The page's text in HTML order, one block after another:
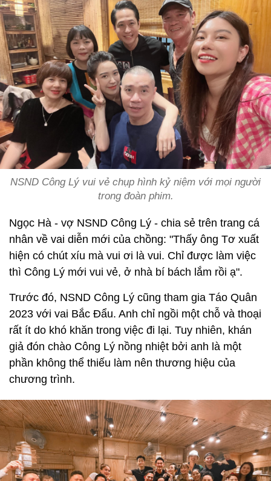
NSND Công Lý vui vẻ chụp hình kỷ niệm với mọi người
trong đoàn phim.
Ngọc Hà - vợ NSND Công Lý - chia sẻ trên trang cá
nhân về vai diễn mới của chồng: "Thấy ông Tơ xuất
hiện có chút xíu mà vui ơi là vui. Chỉ được làm việc
thì Công Lý mới vui vẻ, ở nhà bí bách lắm rồi ạ".
Trước đó, NSND Công Lý cũng tham gia Táo Quân
2023 với vai Bắc Đẩu. Anh chỉ ngồi một chỗ và thoại
rất ít do khó khăn trong việc đi lại. Tuy nhiên, khán
giả đón chào Công Lý nồng nhiệt bởi anh là một
phần không thể thiếu làm nên thương hiệu của
chương trình.